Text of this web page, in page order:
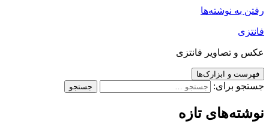
رفتن به نوشته‌ها
فانتزی
عکس و تصاویر فانتزی
فهرست و ابزارک‌ها
جستجو برای:
نوشته‌های تازه